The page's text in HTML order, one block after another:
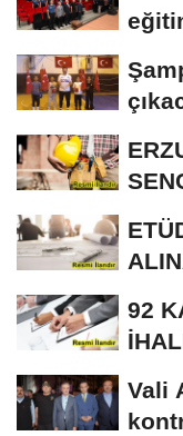
92
Vali